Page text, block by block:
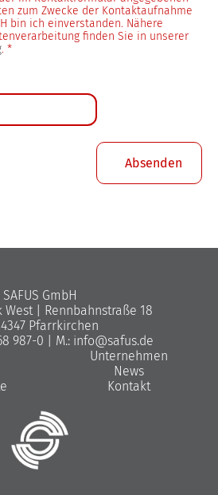
zum Zwecke der Kontaktaufnahme
bin ich einverstanden. Nähere
finden Sie in unserer
. *
Absenden
SAFUS GmbH
West | Rennbahnstraße 18
Pfarrkirchen
987-0 | M.: info@safus.de
Unternehmen
News
Kontakt